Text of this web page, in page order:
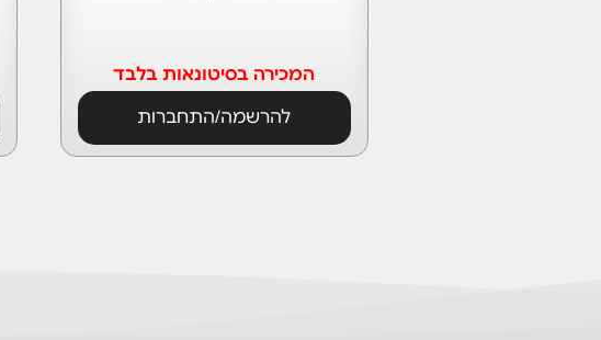
המכירה בסיטונאות בלבד
להרשמה/התחברות